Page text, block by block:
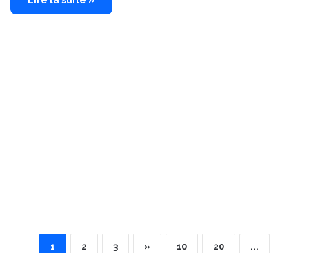
1 2 3 » 10 20 ...